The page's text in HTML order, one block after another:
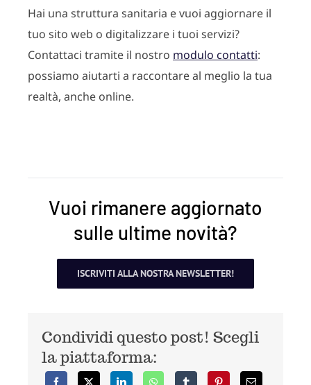
Hai una struttura sanitaria e vuoi aggiornare il
tuo sito web o digitalizzare i tuoi servizi?
Contattaci tramite il nostro modulo contatti:
possiamo aiutarti a raccontare al meglio la tua
realtà, anche online.
Vuoi rimanere aggiornato
sulle ultime novità?
ISCRIVITI ALLA NOSTRA NEWSLETTER!
Condividi questo post! Scegli
la piattaforma: